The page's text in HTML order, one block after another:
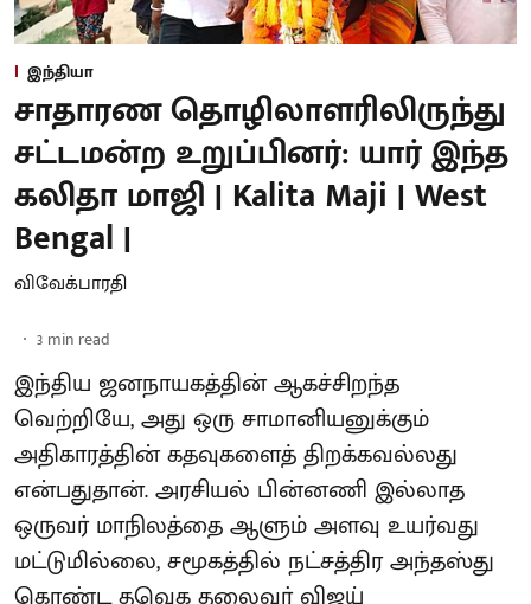
இந்தியா
சாதாரண தொழிலாளரிலிருந்து
சட்டமன்ற உறுப்பினர்: யார் இந்த
கலிதா மாஜி | Kalita Maji | West
Bengal |
விவேக்பாரதி
3 min read
இந்திய ஜனநாயகத்தின் ஆகச்சிறந்த
வெற்றியே, அது ஒரு சாமானியனுக்கும்
அதிகாரத்தின் கதவுகளைத் திறக்கவல்லது
என்பதுதான். அரசியல் பின்னணி இல்லாத
ஒருவர் மாநிலத்தை ஆளும் அளவு உயர்வது
மட்டுமில்லை, சமூகத்தில் நட்சத்திர அந்தஸ்து